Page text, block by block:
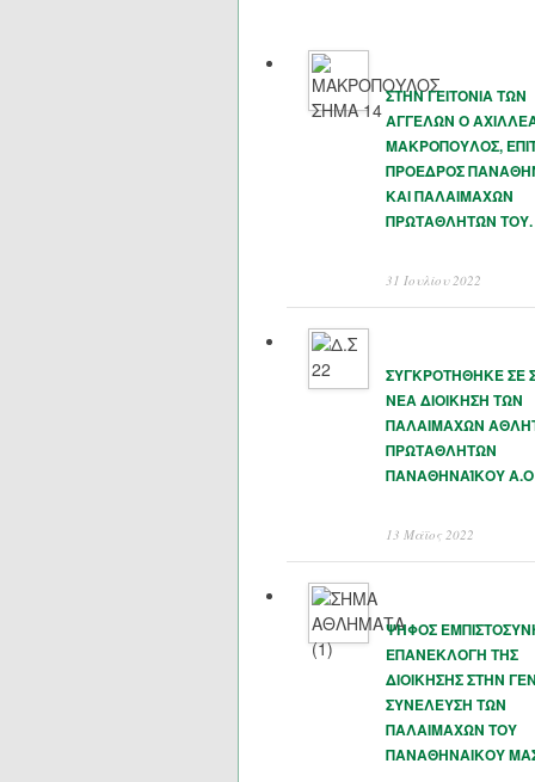
ΣΤΗΝ ΓΕΙΤΟΝΙΑ ΤΩΝ
ΑΓΓΕΛΩΝ Ο
ΜΑΚΡΟΠΟΥΛΟΣ,
ΠΡΟΕΔΡΟΣ
ΚΑΙ ΠΑΛΑΙΜΑΧΩΝ
ΠΡΩΤΑΘΛΗΤΏΝ ΤΟΥ.
31 Ιουλίου 2022
ΣΥΓΚΡΟΤΗΘΗΚΕ ΣΕ
ΝΕΑ ΔΙΟΙΚΗΣΗ ΤΩΝ
ΠΑΛΑΙΜΑΧΩΝ
ΠΡΩΤΑΘΛΗΤΩΝ
ΠΑΝΑΘΗΝΑΊΚΟΥ Α.Ο
13 Μάϊος 2022
ΨΗΦΟΣ
ΕΠΑΝΕΚΛΟΓΗ ΤΗΣ
ΔΙΟΙΚΗΣΗΣ ΣΤΗΝ
ΣΥΝΕΛΕΥΣΗ ΤΩΝ
ΠΑΛΑΙΜΑΧΩΝ ΤΟΥ
ΠΑΝΑΘΗΝΑΙΚΟΥ